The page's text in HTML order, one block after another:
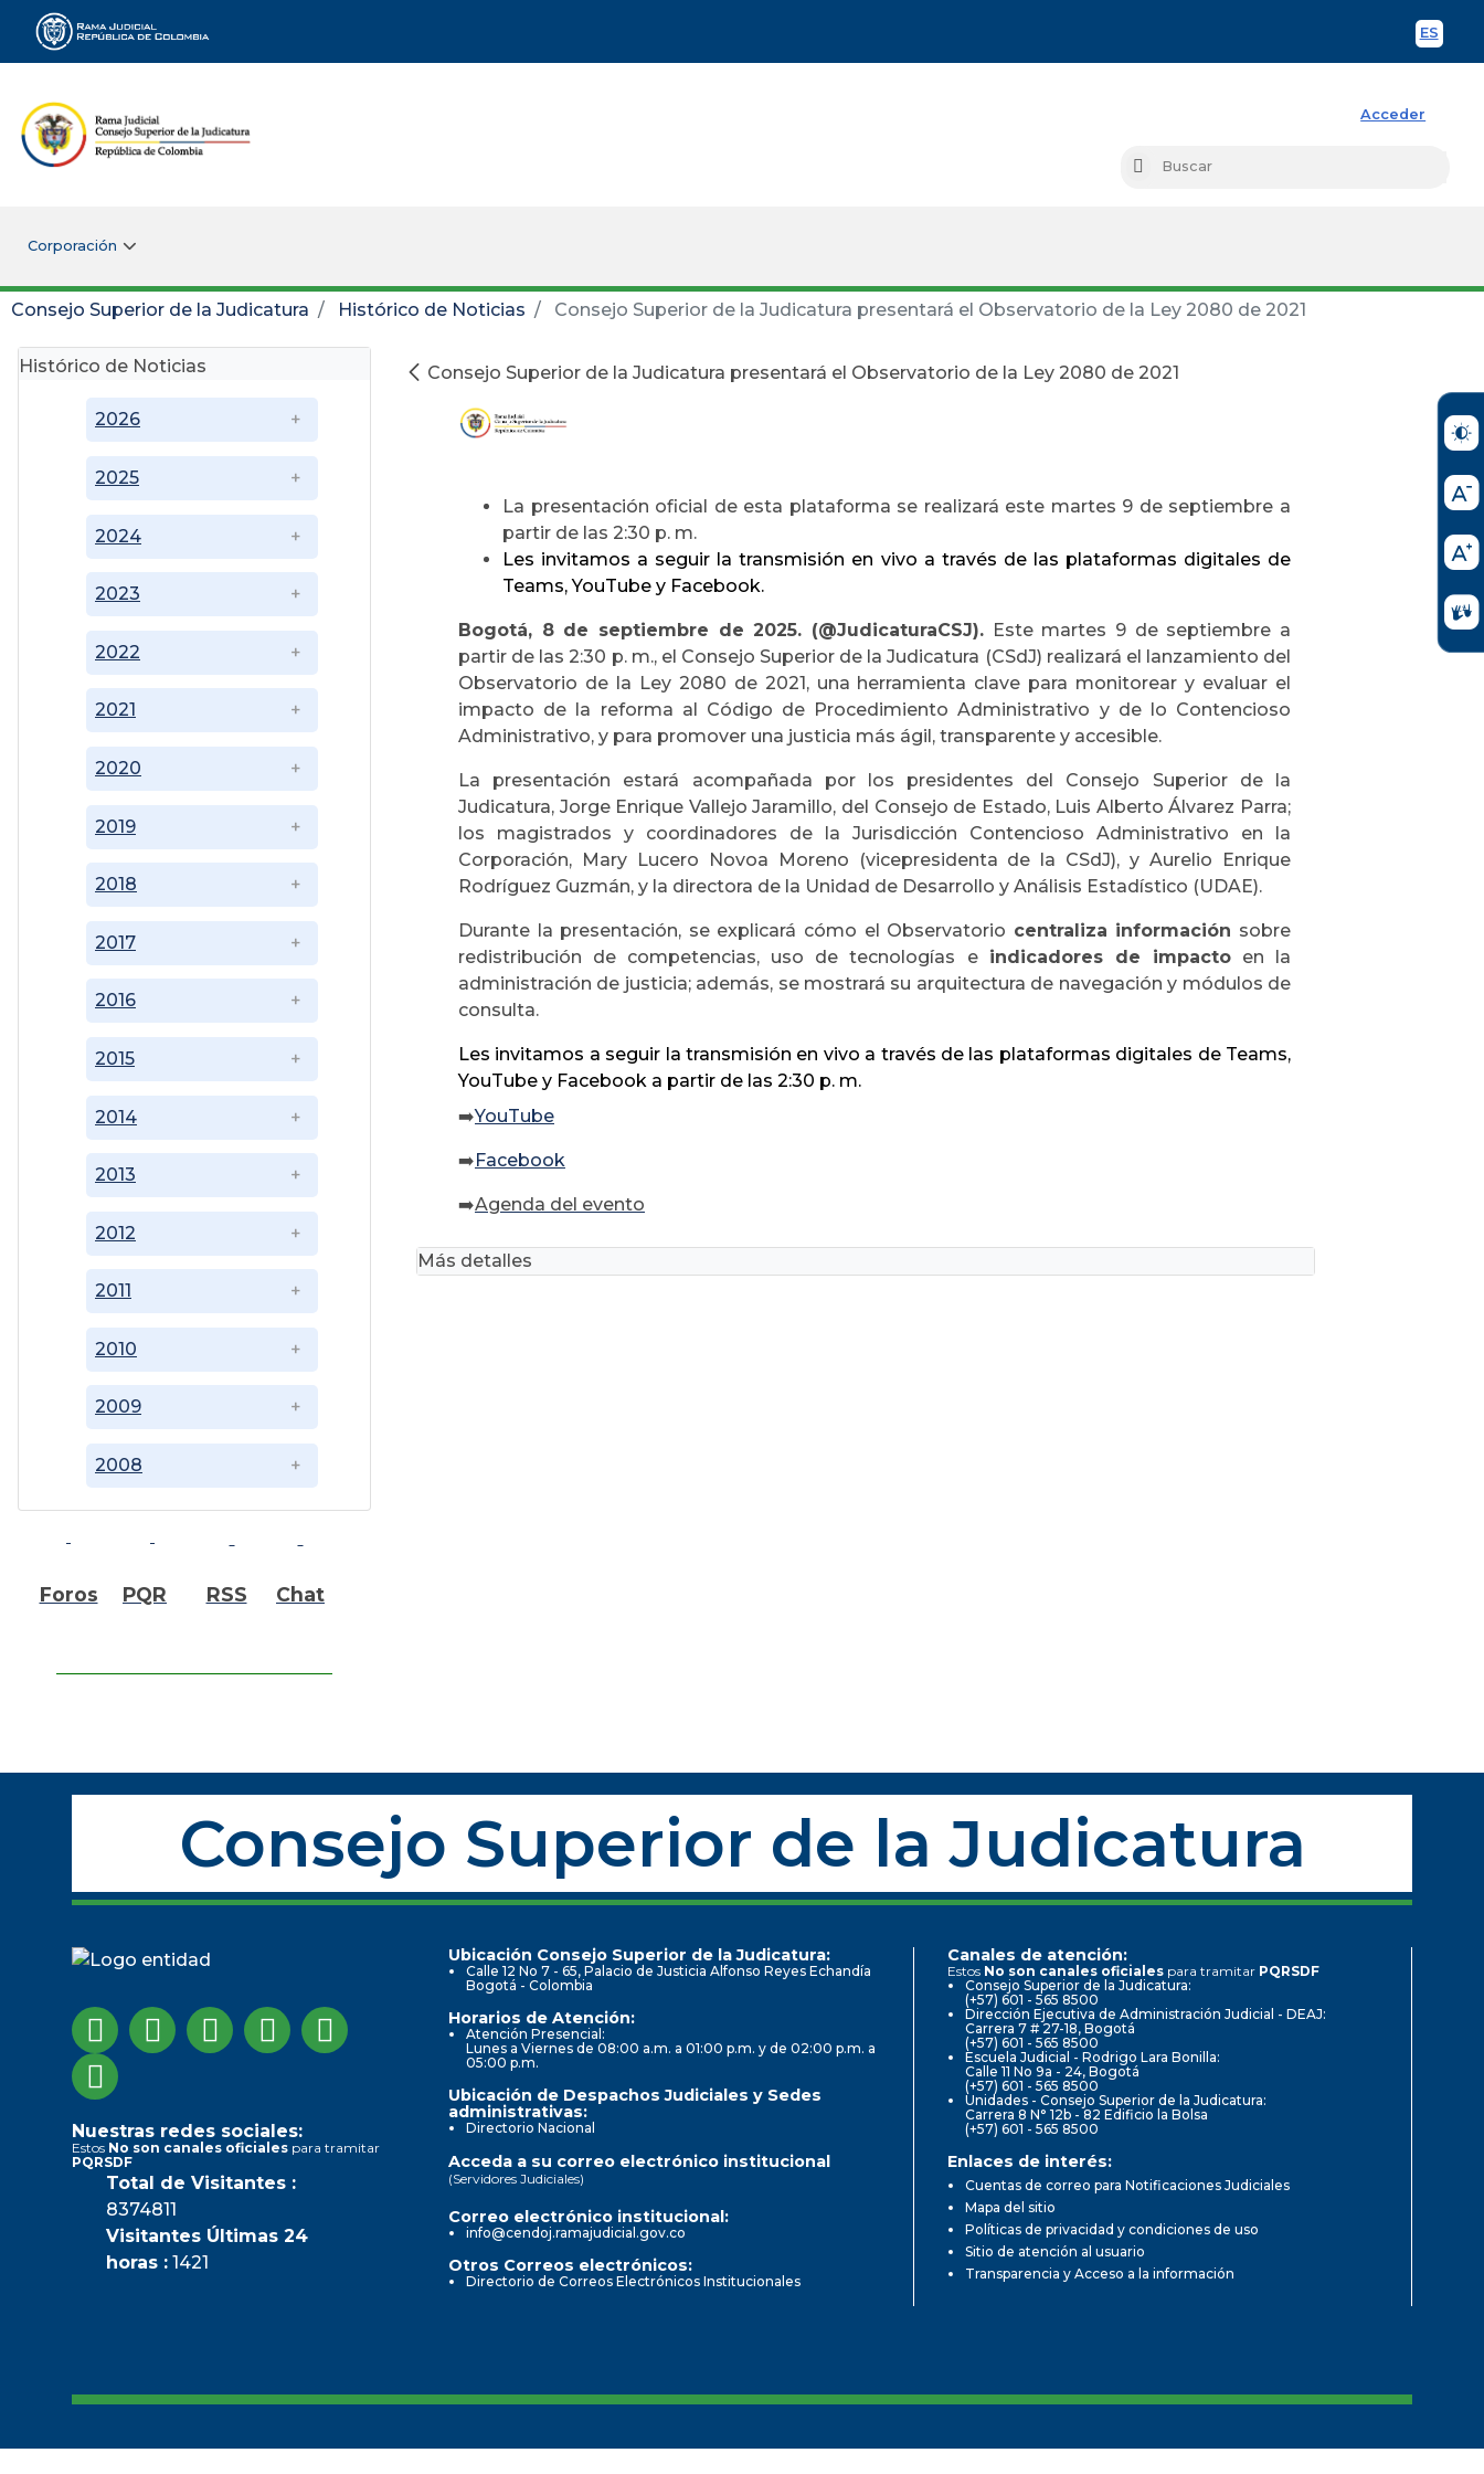
ES
Rama Judicial
Acceder
Buscar
Corporación
Consejo Superior de la Judicatura Histórico de Noticias Consejo Superior de la Judicatura presentará el Observatorio de la Ley 2080 de 2021
Histórico de Noticias
2008
2009
2010
2011
2012
2013
2014
2015
2016
2017
2018
2019
2020
2021
2022
2023
2024
2025
2026
Foros PQR RSS Chat
Consejo Superior de la Judicatura presentará el Observatorio de la Ley 2080 de 2021
La presentación oficial de esta plataforma se realizará este martes 9 de septiembre a
partir de las 2:30 p. m.
Les invitamos a seguir la transmisión en vivo a través de las plataformas digitales de
Teams, YouTube y Facebook.
Bogotá, 8 de septiembre de 2025. (@JudicaturaCSJ). Este martes 9 de septiembre a
partir de las 2:30 p. m., el Consejo Superior de la Judicatura (CSdJ) realizará el lanzamiento del
Observatorio de la Ley 2080 de 2021, una herramienta clave para monitorear y evaluar el
impacto de la reforma al Código de Procedimiento Administrativo y de lo Contencioso
Administrativo, y para promover una justicia más ágil, transparente y accesible.
La presentación estará acompañada por los presidentes del Consejo Superior de la
Judicatura, Jorge Enrique Vallejo Jaramillo, del Consejo de Estado, Luis Alberto Álvarez Parra;
los magistrados y coordinadores de la Jurisdicción Contencioso Administrativo en la
Corporación, Mary Lucero Novoa Moreno (vicepresidenta de la CSdJ), y Aurelio Enrique
Rodríguez Guzmán, y la directora de la Unidad de Desarrollo y Análisis Estadístico (UDAE).
Durante la presentación, se explicará cómo el Observatorio centraliza información sobre
redistribución de competencias, uso de tecnologías e indicadores de impactoen la
administración de justicia; además, se mostrará su arquitectura de navegación y módulos de
consulta.
Les invitamos a seguir la transmisión en vivo a través de las plataformas digitales de Teams,
YouTube y Facebook a partir de las 2:30 p. m.
➡️YouTube
➡️Facebook
➡️Agenda del evento
Más detalles
Consejo Superior de la Judicatura
Nuestras redes sociales:
Estos No son canales oficiales para tramitar
PQRSDF
Total de Visitantes :
8374811
Visitantes Últimas 24
horas : 1421
Ubicación Consejo Superior de la Judicatura:
Calle 12 No 7 - 65, Palacio de Justicia Alfonso Reyes Echandía
Bogotá - Colombia
Horarios de Atención:
Atención Presencial:
Lunes a Viernes de 08:00 a.m. a 01:00 p.m. y de 02:00 p.m. a
05:00 p.m.
Ubicación de Despachos Judiciales y Sedes
administrativas:
Directorio Nacional
Canales de atención:
Estos No son canales oficiales para tramitar PQRSDF
Consejo Superior de la Judicatura:
(+57) 601 - 565 8500
Dirección Ejecutiva de Administración Judicial - DEAJ:
Carrera 7 # 27-18, Bogotá
(+57) 601 - 565 8500
Escuela Judicial - Rodrigo Lara Bonilla:
Calle 11 No 9a - 24, Bogotá
(+57) 601 - 565 8500
Unidades - Consejo Superior de la Judicatura:
Carrera 8 N° 12b - 82 Edificio la Bolsa
(+57) 601 - 565 8500
Acceda a su correo electrónico institucional
(Servidores Judiciales)
Correo electrónico institucional:
info@cendoj.ramajudicial.gov.co
Otros Correos electrónicos:
Directorio de Correos Electrónicos Institucionales
Enlaces de interés:
Cuentas de correo para Notificaciones Judiciales
Mapa del sitio
Políticas de privacidad y condiciones de uso
Sitio de atención al usuario
Transparencia y Acceso a la información